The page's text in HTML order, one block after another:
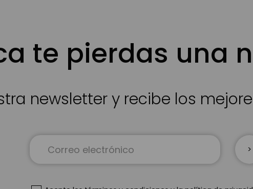
te pierdas una
newsletter y recibe los
a